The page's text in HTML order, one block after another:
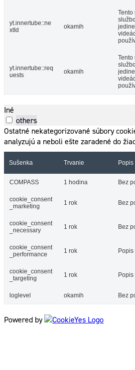
yt.innertube::ne
xtId
okamih
Tento
yt.innertube::req
uests
okamih
Tento
Iné
others
Ostatné nekategorizované súbory
analyzujú a neboli ešte zaradené do
Sušenka Trvanie Popis
COMPASS 1 hodina Bez
cookie_consent
_marketing
1 rok Bez
cookie_consent
_necessary
1 rok Bez
cookie_consent
_performance
1 rok
cookie_consent
_targeting
1 rok
loglevel okamih Bez
Powered by